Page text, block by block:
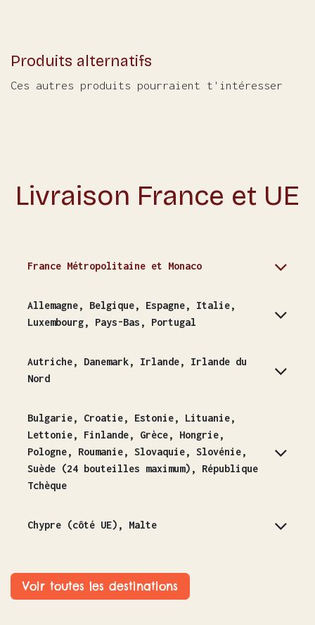
Produits alternatifs
Ces autres produits pourraient t'intéresser
Livraison France et UE
France Métropolitaine et Monaco
Allemagne, Belgique, Espagne, Italie,
Luxembourg, Pays-Bas, Portugal
Autriche, Danemark, Irlande, Irlande du
Nord
Bulgarie, Croatie, Estonie, Lituanie,
Lettonie, Finlande, Grèce, Hongrie,
Pologne, Roumanie, Slovaquie, Slovénie,
Suède (24 bouteilles maximum), République
Tchèque
Chypre (côté UE), Malte
Voir toutes les destinations